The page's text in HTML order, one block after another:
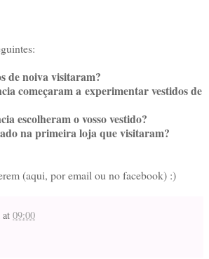
de noiva visitaram?
começaram a experimentar vestidos de
escolheram o vosso vestido?
na primeira loja que visitaram?
(aqui, por email ou no facebook) :)
at 09:00